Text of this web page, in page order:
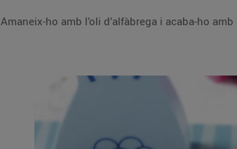
Amaneix-ho amb l’oli d’alfàbrega i acaba-ho